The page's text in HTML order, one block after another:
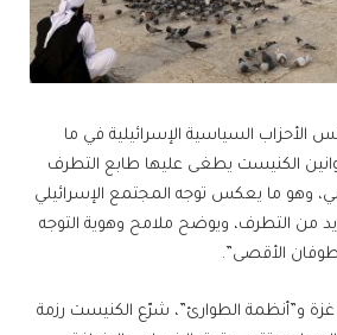
الأحزاب السياسية الإسرائيلية في ما
الكنيست يطغى عليها طابع التطرف
وهو ما يعكس توجه المجتمع الإسرائيلي
من التطرف، ويوضح ملامح وهوية التوجه
الأقصى”.
و”أنظمة الطوارئ”، شرّع الكنيست رزمة